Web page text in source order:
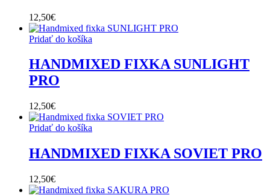
12,50€
Pridať do košíka
HANDMIXED FIXKA SUNLIGHT
PRO
12,50€
Pridať do košíka
HANDMIXED FIXKA SOVIET PRO
12,50€